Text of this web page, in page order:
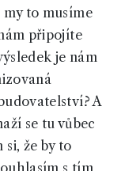
my to musíme
připojíte
je nám
A
se tu vůbec
si, že by to